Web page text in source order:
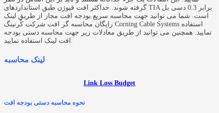
گرفته شوند. حداکثر افت فیوژن طبق استانداردهای TIA برابر 0.3 دسی بل
است. شما می توانید جهت محاسبه سریع بودجه افت مجاز از طریق لینک
رایگان محاسبه گر افت شرکت کُرنینگ Corning Cable Systems استفاده
نمایید. همچنین می توانید از طریق معادلات زیر جهت محاسبه دستی بودجه
افت لینک استفاده نمایید.
لینک محاسبه
Link Loss Budget
نحوه محاسبه دستی بودجه افت